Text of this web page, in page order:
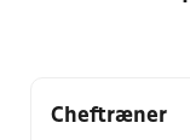
Cheftræner